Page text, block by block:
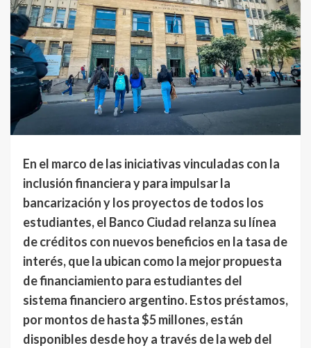
En el marco de las iniciativas vinculadas con la
inclusión financiera y para impulsar la
bancarización y los proyectos de todos los
estudiantes, el Banco Ciudad relanza su línea
de créditos con nuevos beneficios en la tasa de
interés, que la ubican como la mejor propuesta
de financiamiento para estudiantes del
sistema financiero argentino. Estos préstamos,
por montos de hasta $5 millones, están
disponibles desde hoy a través de la web del